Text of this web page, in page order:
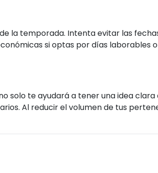
la temporada. Intenta evitar las
si optas por días laborables
solo te ayudará a tener una idea clara
Al reducir el volumen de tus